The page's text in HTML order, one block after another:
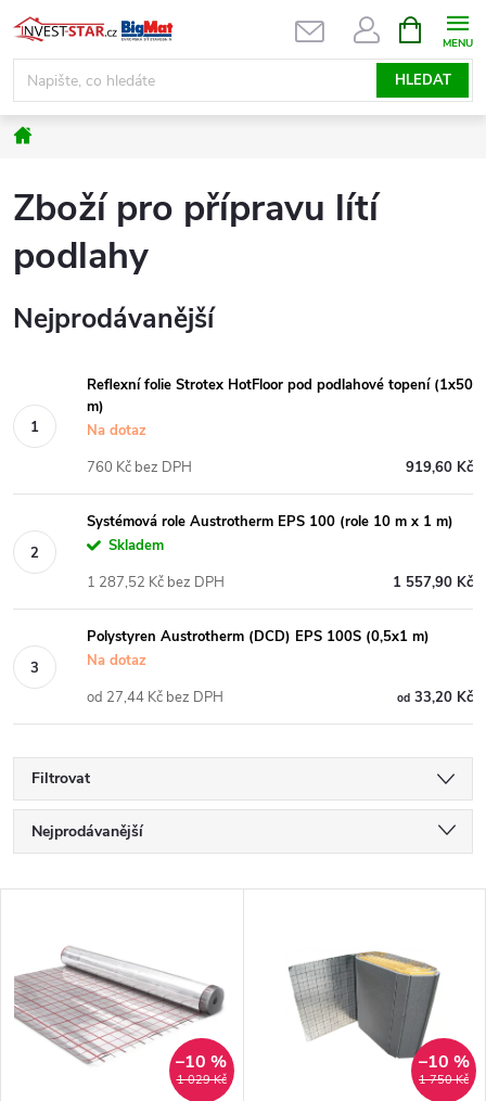
Přejít
na
obsah
HLEDAT
NÁKUPNÍ
KOŠÍK
Domů
Zboží pro přípravu lítí
podlahy
Nejprodávanější
Reflexní folie Strotex HotFloor pod podlahové topení (1x50
m)
Na dotaz
919,60 Kč
760 Kč bez DPH
Systémová role Austrotherm EPS 100 (role 10 m x 1 m)
Skladem
1 557,90 Kč
1 287,52 Kč bez DPH
Polystyren Austrotherm (DCD) EPS 100S (0,5x1 m)
Na dotaz
od33,20 Kč
od 27,44 Kč bez DPH
Filtrovat
Ř
a
e
n
Nejprodávanější
Abecedně
ý
p
1 029 Kč
–10 %
1 750 Kč
–10 %